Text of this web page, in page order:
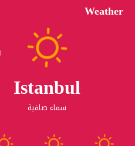
Weather
Istanbul
سماء صافية